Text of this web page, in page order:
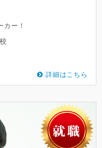
カー！
詳細はこちら